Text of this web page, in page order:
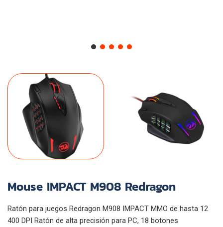
Mouse IMPACT M908 Redragon
Ratón para juegos Redragon M908 IMPACT MMO de hasta 12
400 DPI Ratón de alta precisión para PC, 18 botones